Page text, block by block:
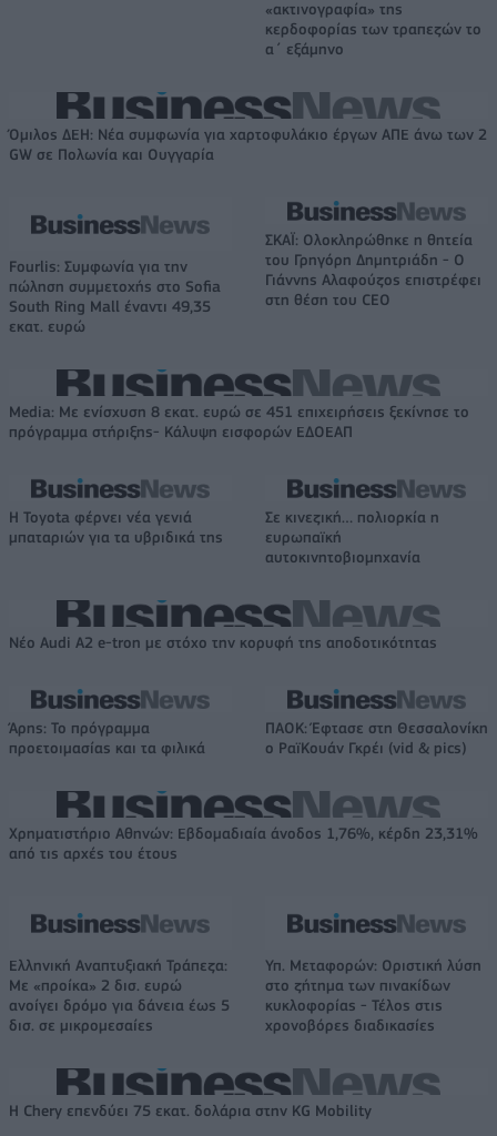
«ακτινογραφία» της
κερδοφορίας των τραπεζών το
α΄ εξάμηνο
Όμιλος ΔΕΗ: Νέα συμφωνία για χαρτοφυλάκιο έργων ΑΠΕ άνω των 2
GW σε Πολωνία και Ουγγαρία
Fourlis: Συμφωνία για την
πώληση συμμετοχής στο Sofia
South Ring Mall έναντι 49,35
εκατ. ευρώ
ΣΚΑΪ: Ολοκληρώθηκε η θητεία
του Γρηγόρη Δημητριάδη - Ο
Γιάννης Αλαφούζος επιστρέφει
στη θέση του CEO
Media: Με ενίσχυση 8 εκατ. ευρώ σε 451 επιχειρήσεις ξεκίνησε το
πρόγραμμα στήριξης- Κάλυψη εισφορών ΕΔΟΕΑΠ
Η Toyota φέρνει νέα γενιά
μπαταριών για τα υβριδικά της
Σε κινεζική… πολιορκία η
ευρωπαϊκή
αυτοκινητοβιομηχανία
Νέο Audi A2 e-tron με στόχο την κορυφή της αποδοτικότητας
Άρης: Το πρόγραμμα
προετοιμασίας και τα φιλικά
ΠΑΟΚ: Έφτασε στη Θεσσαλονίκη
ο ΡαϊΚουάν Γκρέι (vid & pics)
Χρηματιστήριο Αθηνών: Εβδομαδιαία άνοδος 1,76%, κέρδη 23,31%
από τις αρχές του έτους
Ελληνική Αναπτυξιακή Τράπεζα:
Με «προίκα» 2 δισ. ευρώ
ανοίγει δρόμο για δάνεια έως 5
δισ. σε μικρομεσαίες
Υπ. Μεταφορών: Οριστική λύση
στο ζήτημα των πινακίδων
κυκλοφορίας - Τέλος στις
χρονοβόρες διαδικασίες
Η Chery επενδύει 75 εκατ. δολάρια στην KG Mobility